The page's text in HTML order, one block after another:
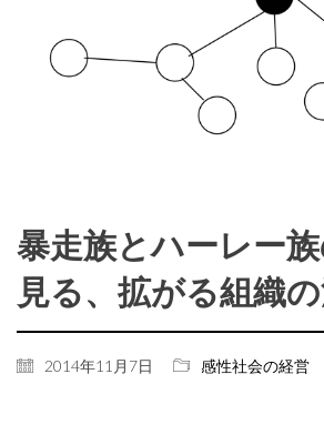
暴走族とハーレー
見る、拡がる組織
2014年11月7日 感性社会の経営